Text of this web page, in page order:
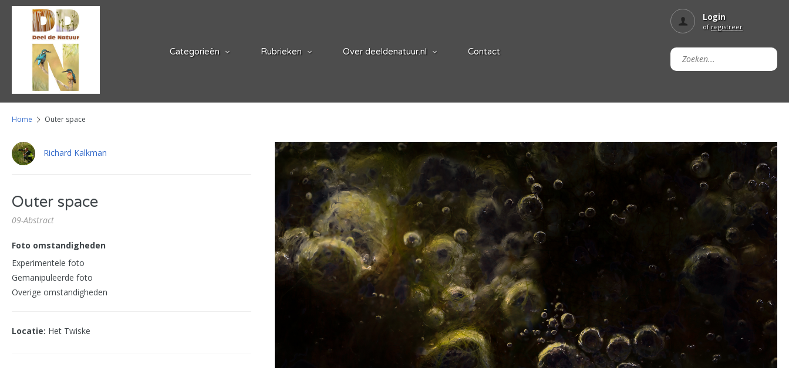
Categorieën Rubrieken Over deeldenatuur.nl Contact
Login
of registreer
Home Outer space
Richard Kalkman
Outer space
09-Abstract
Foto omstandigheden
Experimentele foto
Gemanipuleerde foto
Overige omstandigheden
Locatie: Het Twiske